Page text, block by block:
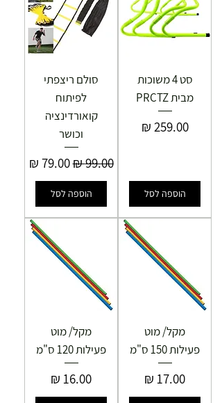
סט 4 משוכות
מבית PRCTZ
מחיר‏259.00 ‏₪
הוספה לסל
סולם ריצפתי
לפיתוח
קואורדינציה
וכושר
מחיר רגיל‏99.00 ‏₪ מחיר מבצע‏79.00 ‏₪
הוספה לסל
מקל/ מוט
פעילות 150 ס"מ
מחיר
מקל/ מוט
פעילות 120 ס"מ
מחיר